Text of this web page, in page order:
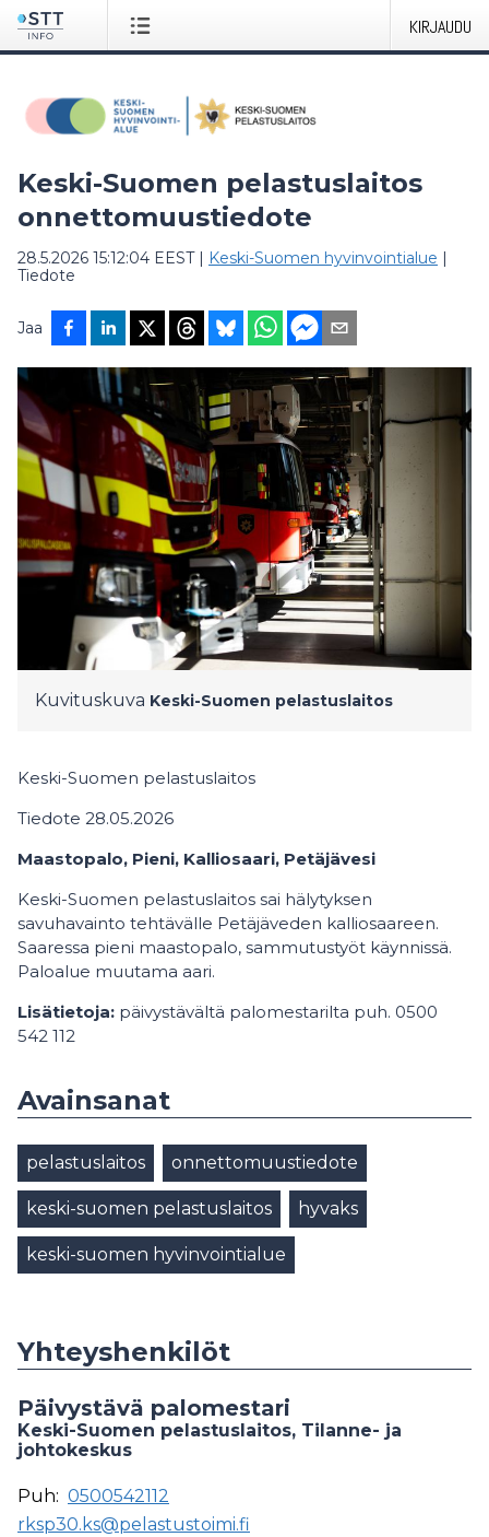
KIRJAUDU
Keski-Suomen pelastuslaitos
onnettomuustiedote
28.5.2026 15:12:04 EEST| Keski-Suomen hyvinvointialue |
Tiedote
Jaa
Kuvituskuva Keski-Suomen pelastuslaitos
Keski-Suomen pelastuslaitos
Tiedote 28.05.2026
Maastopalo, Pieni, Kalliosaari, Petäjävesi
Keski-Suomen pelastuslaitos sai hälytyksen
savuhavainto tehtävälle Petäjäveden kalliosaareen.
Saaressa pieni maastopalo, sammutustyöt käynnissä.
Paloalue muutama aari.
Lisätietoja: päivystävältä palomestarilta puh. 0500
542 112
Avainsanat
pelastuslaitos onnettomuustiedote
keski-suomen pelastuslaitos hyvaks
keski-suomen hyvinvointialue
Yhteyshenkilöt
Päivystävä palomestari
Keski-Suomen pelastuslaitos, Tilanne- ja
johtokeskus
Puh: 0500542112
rksp30.ks@pelastustoimi.fi